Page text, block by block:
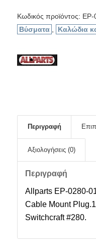
Κωδικός προϊόντος:
Βύσματα
Καλώδια
Περιγραφή
Αξιολογήσεις (0)
Περιγραφή
Allparts EP-0280-
Cable Mount
Switchcraft #280.